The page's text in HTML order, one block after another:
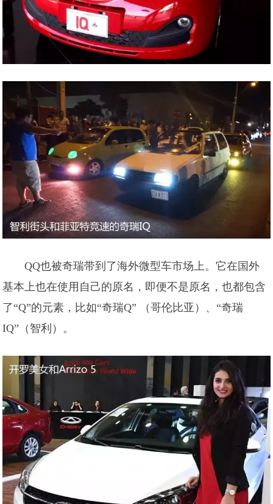
QQ也被奇瑞带到了海外微型车市场上。它在国外
基本上也在使用自己的原名，即便不是原名，也都包含
了“Q”的元素，比如“奇瑞Q” （哥伦比亚）、“奇瑞
IQ”（智利）。